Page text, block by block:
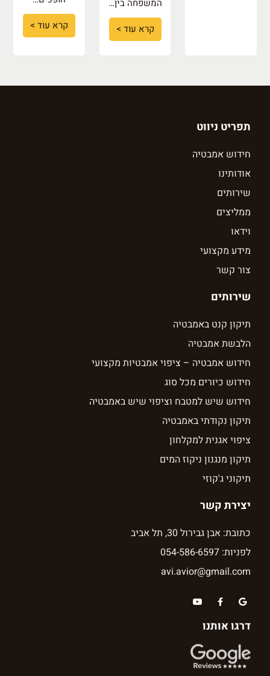
המשפחה בין…
קרא עוד >
קרא עוד >
תפריט ניווט
חידוש אמבטיה
אודותינו
שירותים
ממליצים
וידאו
מידע מקצועי
צור קשר
שירותים
תיקון קנט באמבטיה
הלבשת אמבטיה
חידוש אמבטיה – ציפוי אמבטיות מקצועי
חידוש כיורים מכל סוג
חידוש שיש למטבח וציפוי שיש באמבטיה
תיקון נקודתי באמבטיה
ציפוי אגנית למקלחון
תיקון מנגנון ניקוז המים
תיקוני ג'קוזי
יצירת קשר
כתובת: אבן גבירול 30, תל אביב
לפניות: 054-586-6597
avi.avior@gmail.com
דרגו אותנו